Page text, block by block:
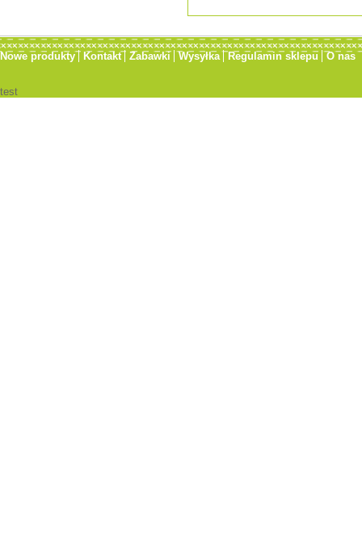
Nowe produkty Kontakt Zabawki Wysyłka Regulamin sklepu O nas
test